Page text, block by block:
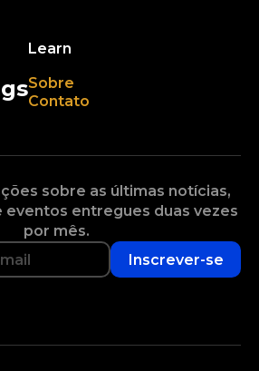
Learn
Sobre
Contato
sobre as últimas notícias,
eventos entregues duas vezes
por mês.
Inscrever-se